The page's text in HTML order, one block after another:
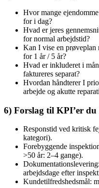
Hvor mange
for i dag?
Hvad er jeres
for normal arbejdstid?
Kan I vise en prøveplan
for 1 år / 5 år?
Hvad er inkluderet i
faktureres separat?
Hvordan håndterer I
arbejde og akutte
6) Forslag til KPI’er
Responstid ved kritisk
kategori).
Forebyggende
>50 år: 2–4 gange).
arbejdsdage efter
Kundetilfredshedsmål: